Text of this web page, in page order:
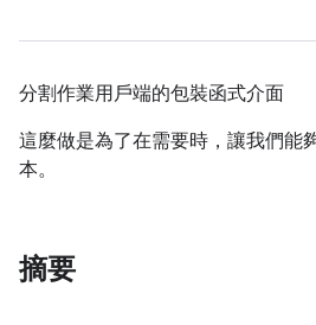
分割作業用戶端的包裝函式介面
這麼做是為了在需要時，讓我們能
本。
摘要